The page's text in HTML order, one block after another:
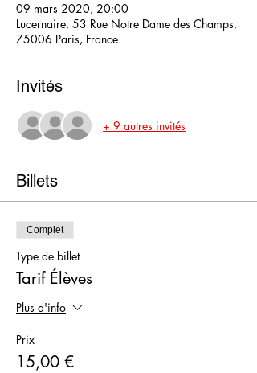
09 mars 2020, 20:00
Lucernaire, 53 Rue Notre Dame des Champs,
75006 Paris, France
Invités
+ 9 autres invités
Billets
Complet
Type de billet
Tarif Élèves
Plus d'info
Prix
15,00 €